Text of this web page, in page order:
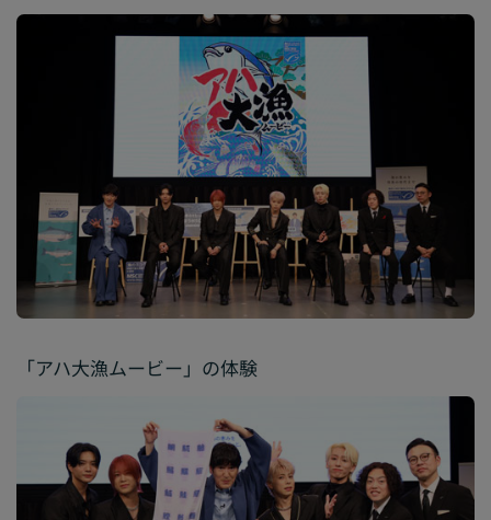
「アハ大漁ムービー」の体験